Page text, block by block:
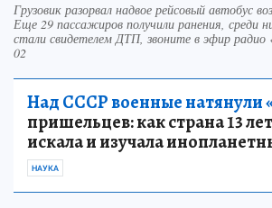
Грузовик разорвал надвое рейсовый автобус
Еще 29 пассажиров получили ранения, среди
стали свидетелем ДТП, звоните в эфир
02
Над СССР военные натянули
пришельцев: как страна 13
искала и изучала
НАУКА